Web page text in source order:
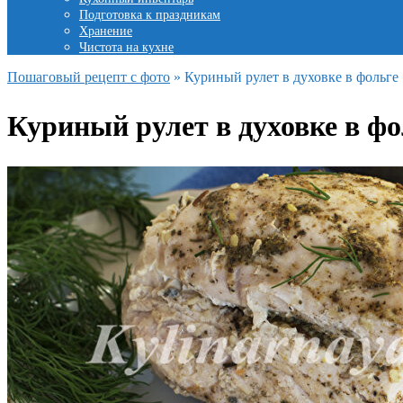
Подготовка к праздникам
Хранение
Чистота на кухне
Пошаговый рецепт с фото » Куриный рулет в духовке в фольге
Куриный рулет в духовке в